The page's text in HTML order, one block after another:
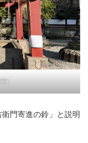
）
門寄進の鈴」と説明